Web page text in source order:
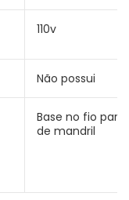
110v
Não possui
Base no fio
de mandril